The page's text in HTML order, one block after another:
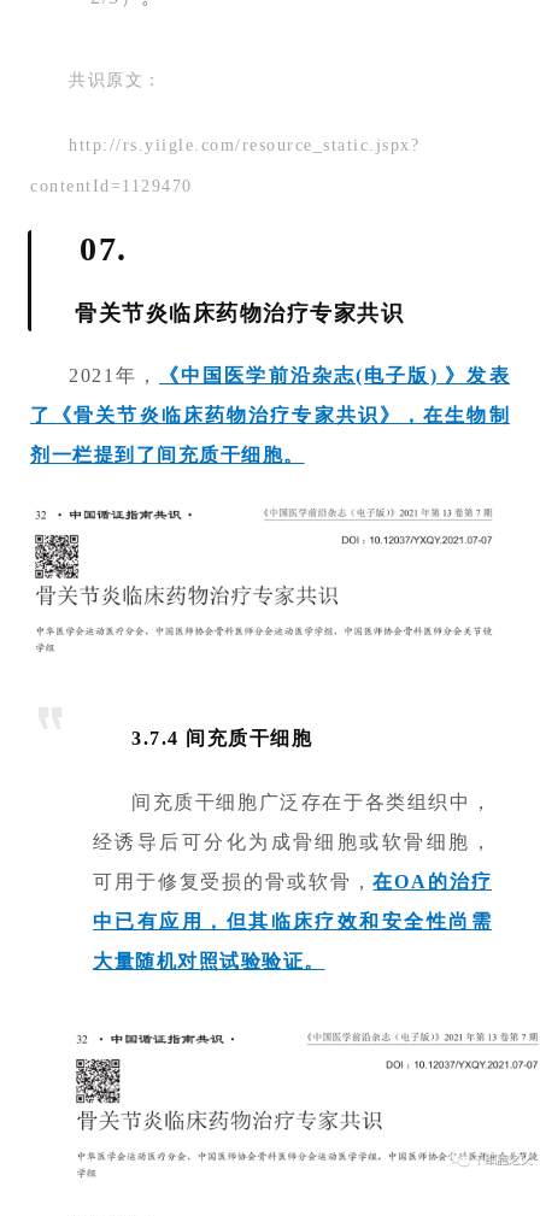
共识原文：
http://rs.yiigle.com/resource_static.jspx?
contentId=1129470
07.
骨关节炎临床药物治疗专家共识
2021年，
《中国医学前沿杂志(电子版) 》发表
了《骨关节炎临床药物治疗专家共识》，在生物制
剂一栏提到了间充质干细胞。
3.7.4 间充质干细胞
间充质干细胞广泛存在于各类组织中，
经诱导后可分化为成骨细胞或软骨细胞，
可用于修复受损的骨或软骨，在OA的治疗
中已有应用，但其临床疗效和安全性尚需
大量随机对照试验验证。